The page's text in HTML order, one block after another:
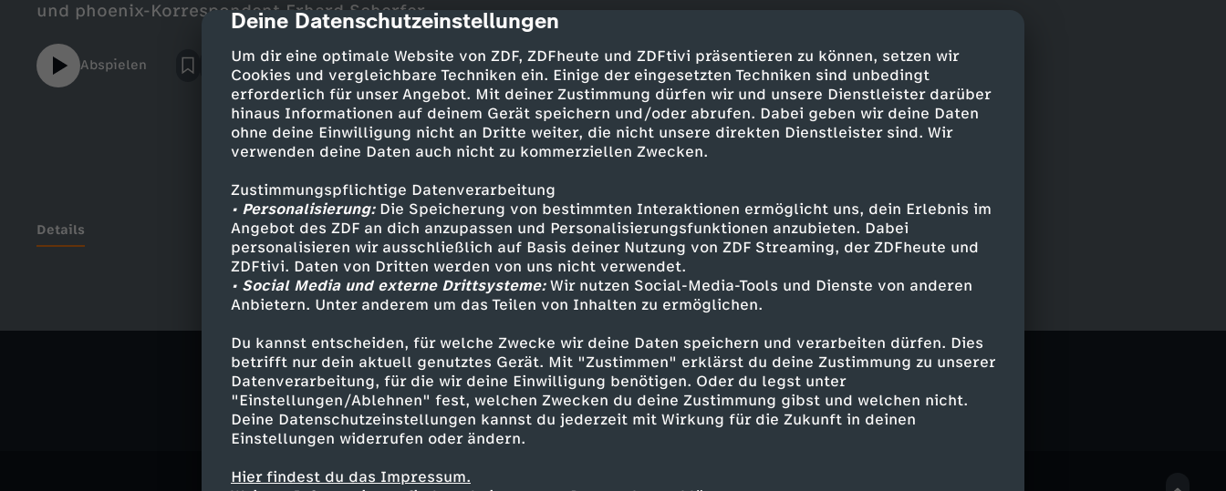
cmp-dialog-description
Deine Datenschutzeinstellungen
Um dir eine optimale Website von ZDF, ZDFheute und ZDFtivi präsentieren zu können, setzen wir
Cookies und vergleichbare Techniken ein. Einige der eingesetzten Techniken sind unbedingt
erforderlich für unser Angebot. Mit deiner Zustimmung dürfen wir und unsere Dienstleister darüber
hinaus Informationen auf deinem Gerät speichern und/oder abrufen. Dabei geben wir deine Daten
ohne deine Einwilligung nicht an Dritte weiter, die nicht unsere direkten Dienstleister sind. Wir
verwenden deine Daten auch nicht zu kommerziellen Zwecken.
Zustimmungspflichtige Datenverarbeitung
• Personalisierung:Die Speicherung von bestimmten Interaktionen ermöglicht uns, dein Erlebnis im
Angebot des ZDF an dich anzupassen und Personalisierungsfunktionen anzubieten. Dabei
personalisieren wir ausschließlich auf Basis deiner Nutzung von ZDF Streaming, der ZDFheute und
ZDFtivi. Daten von Dritten werden von uns nicht verwendet.
• Social Media und externe Drittsysteme:Wir nutzen Social-Media-Tools und Dienste von anderen
Anbietern. Unter anderem um das Teilen von Inhalten zu ermöglichen.
Du kannst entscheiden, für welche Zwecke wir deine Daten speichern und verarbeiten dürfen. Dies
betrifft nur dein aktuell genutztes Gerät. Mit "Zustimmen" erklärst du deine Zustimmung zu unserer
Datenverarbeitung, für die wir deine Einwilligung benötigen. Oder du legst unter
"Einstellungen/Ablehnen" fest, welchen Zwecken du deine Zustimmung gibst und welchen nicht.
Deine Datenschutzeinstellungen kannst du jederzeit mit Wirkung für die Zukunft in deinen
Einstellungen widerrufen oder ändern.
Hier findest du das Impressum.
und phoenix-Korrespondent Erhard Scherfer
Abspielen
Details
Ähnliche Inhalte entdecken
Politik Livestream informativ phoenix parlament